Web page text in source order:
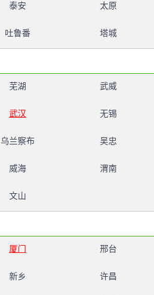
泰安 太原
吐鲁番 塔城
芜湖 武威
武汉 无锡
乌兰察布 吴忠
威海 渭南
文山
厦门 邢台
新乡 许昌